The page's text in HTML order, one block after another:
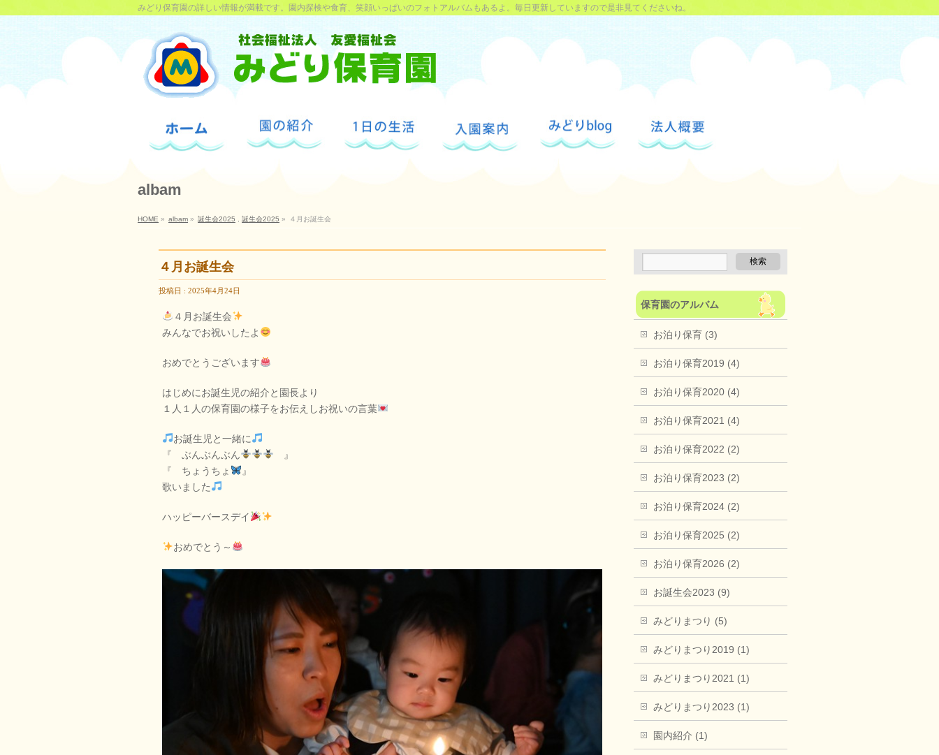
みどり保育園の詳しい情報が満載です。園内探検や食育、笑顔いっぱいのフォトアルバムもあるよ。毎日更新していますので是非見てくださいね。
albam
HOME » albam » 誕生会2025 誕生会2025 » ４月お誕生会
４月お誕生会
投稿日 : 2025年4月24日
４月お誕生会
みんなでお祝いしたよ
おめでとうございます
はじめにお誕生児の紹介と園長より
１人１人の保育園の様子をお伝えしお祝いの言葉
お誕生児と一緒に
『 ぶんぶんぶん
』
『 ちょうちょ
』
歌いました
ハッピーバースデイ
おめでとう～
保育園のアルバム
お泊り保育 (3)
お泊り保育2019 (4)
お泊り保育2020 (4)
お泊り保育2021 (4)
お泊り保育2022 (2)
お泊り保育2023 (2)
お泊り保育2024 (2)
お泊り保育2025 (2)
お泊り保育2026 (2)
お誕生会2023 (9)
みどりまつり (5)
みどりまつり2019 (1)
みどりまつり2021 (1)
みどりまつり2023 (1)
園内紹介 (1)